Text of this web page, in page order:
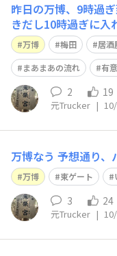
昨日の万博、9時過
きだし10時過ぎに入れた😊 どこも無理かと
ムが空いてて次フィ
見て昼食をとる😋 休憩してぶらぶら歩くとお土産屋に並
ぶ人😱 おそらく入るのに
根リング下のお土産
万博 梅田 居酒
まあまあの流れ
有
2 19
元Trucker |
万博なう 予想
万博 東ゲート
3 24
元Trucker |